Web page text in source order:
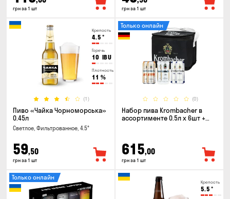
грн за 1 шт грн за 1 шт
Крепость
4.5 °
Горечь
10 IBU
Плотность
11 %
(1)
Пиво «Чайка Чорноморська»
0.45л
Светлое, Фильтрованное, 4.5°
59,50
грн за 1 шт
(0)
Только онлайн
Набор пива Krombacher в
ассортименте 0.5л х 6шт +
615,00
грн за 1 шт
Только онлайн
Крепость
5.5 °